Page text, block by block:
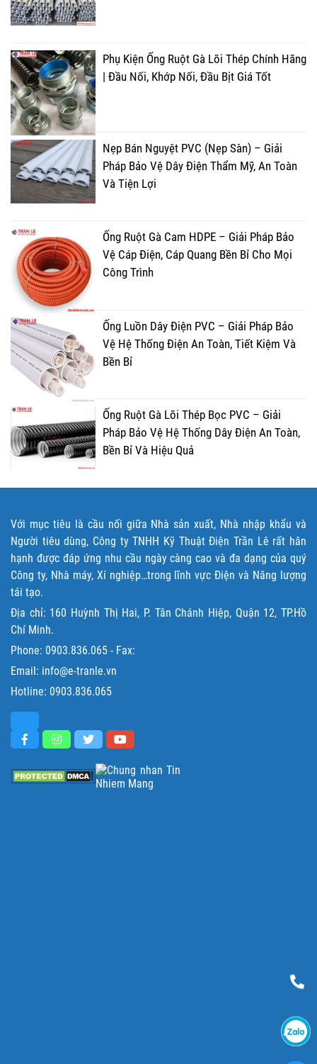
Phụ Kiện Ống Ruột Gà Lõi Thép Chính Hãng
| Đầu Nối, Khớp Nối, Đầu Bịt Giá Tốt
Nẹp Bán Nguyệt PVC (Nẹp Sàn) – Giải
Pháp Bảo Vệ Dây Điện Thẩm Mỹ, An Toàn
Và Tiện Lợi
Ống Ruột Gà Cam HDPE – Giải Pháp Bảo
Vệ Cáp Điện, Cáp Quang Bền Bỉ Cho Mọi
Công Trình
Ống Luồn Dây Điện PVC – Giải Pháp Bảo
Vệ Hệ Thống Điện An Toàn, Tiết Kiệm Và
Bền Bỉ
Ống Ruột Gà Lõi Thép Bọc PVC – Giải
Pháp Bảo Vệ Hệ Thống Dây Điện An Toàn,
Bền Bỉ Và Hiệu Quả
Với mục tiêu là cầu nối giữa Nhà sản xuất, Nhà nhập khẩu và
Người tiêu dùng, Công ty TNHH Kỹ Thuật Điện Trần Lê rất hân
hạnh được đáp ứng nhu cầu ngày càng cao và đa dạng của quý
Công ty, Nhà máy, Xí nghiệp…trong lĩnh vực Điện và Năng lượng
tái tạo.
Địa chỉ: 160 Huỳnh Thị Hai, P. Tân Chánh Hiệp, Quận 12, TP.Hồ
Chí Minh.
Phone: 0903.836.065 - Fax:
Email: info@e-tranle.vn
Hotline: 0903.836.065